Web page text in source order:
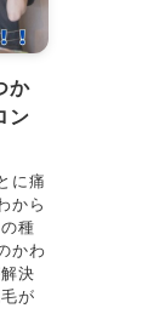
か
ン
に痛
から
種
かわ
決
が